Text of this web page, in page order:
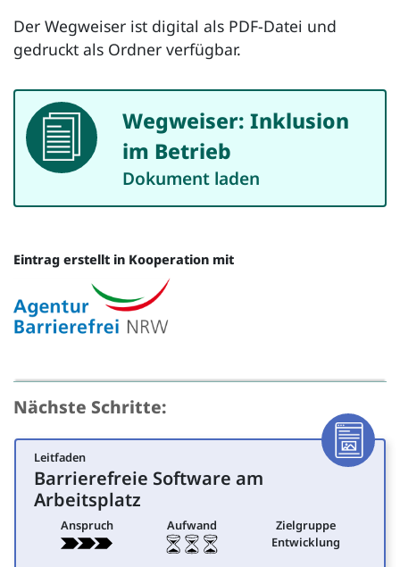
Der Wegweiser ist digital als PDF-Datei und
gedruckt als Ordner verfügbar.
Dokument
Wegweiser: Inklusion
im Betrieb
Dokument laden
Quelle
Eintrag erstellt in Kooperation mit
Nächste Schritte:
Leitfaden
für Entwicklung
Barrierefreie Software am
Arbeitsplatz
Artikel
Anspruch Aufwand
Zielgruppe
Entwicklung